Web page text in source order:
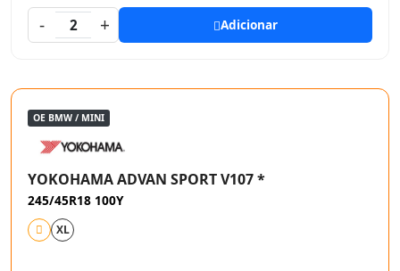
-
2 + Adicionar
OE BMW / MINI
YOKOHAMA ADVAN SPORT V107 *
245/45R18 100Y
XL